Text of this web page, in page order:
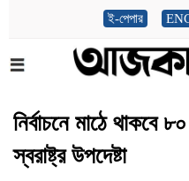
ই-পেপার
নির্বাচনে মাঠে থাকবে
স্বরাষ্ট্র উপদেষ্টা